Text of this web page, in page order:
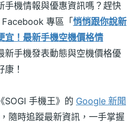
手機情報與優惠資訊嗎？趕快
Facebook 專區「 悄悄跟你說新
宜！最新手機空機價格情
新手機發表動態與空機價格優
！
SOGI 手機王》的 Google 新聞
，隨時追蹤最新資訊，一手掌握